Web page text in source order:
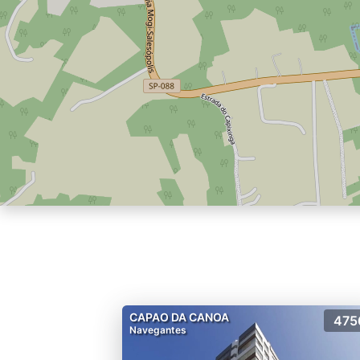
CAPAO DA CANOA
Navegantes